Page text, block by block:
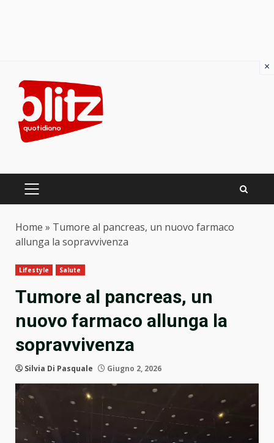
content
PRIMARY
Home » Tumore al pancreas, un nuovo farmaco
allunga la sopravvivenza
Lifestyle Salute
Tumore al pancreas, un
nuovo farmaco allunga la
sopravvivenza
Silvia Di Pasquale Giugno 2, 2026
×